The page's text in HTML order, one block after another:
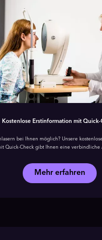
Kostenlose Erstinformation mit Quick-
bei Ihnen möglich? Unsere
Quick-Check gibt Ihnen eine verbindliche
Mehr erfahren